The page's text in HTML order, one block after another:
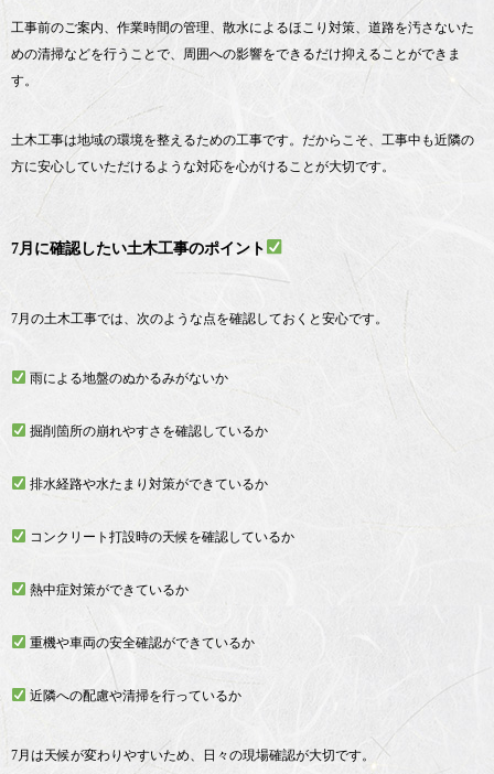
工事前のご案内、作業時間の管理、散水によるほこり対策、道路を汚さないた
めの清掃などを行うことで、周囲への影響をできるだけ抑えることができま
す。
土木工事は地域の環境を整えるための工事です。だからこそ、工事中も近隣の
方に安心していただけるような対応を心がけることが大切です。
7月に確認したい土木工事のポイント
7月の土木工事では、次のような点を確認しておくと安心です。
雨による地盤のぬかるみがないか
掘削箇所の崩れやすさを確認しているか
排水経路や水たまり対策ができているか
コンクリート打設時の天候を確認しているか
熱中症対策ができているか
重機や車両の安全確認ができているか
近隣への配慮や清掃を行っているか
7月は天候が変わりやすいため、日々の現場確認が大切です。